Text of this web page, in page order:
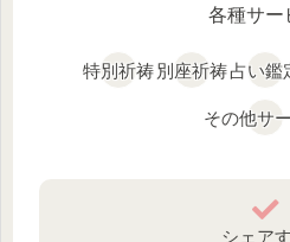
各種サー
特別祈祷別座祈祷占い鑑
その他サ
シェア